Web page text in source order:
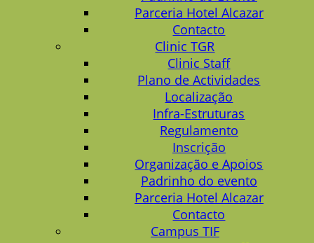
Parceria Hotel Alcazar
Contacto
Clinic TGR
Clinic Staff
Plano de Actividades
Localização
Infra-Estruturas
Regulamento
Inscrição
Organização e Apoios
Padrinho do evento
Parceria Hotel Alcazar
Contacto
Campus TIF